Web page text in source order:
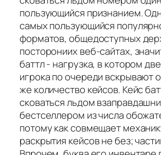
пользующийся признанием.
самых пользующийся
форматов, общедоступных
посторониих веб-сайтах,
баттл - нагрузка, в котором
игрока по очереди вскрывают
же количество кейсов. Кейс
сковаться льдом
бестселлером из числа
потому как совмещает
раскрытия кейсов не без;